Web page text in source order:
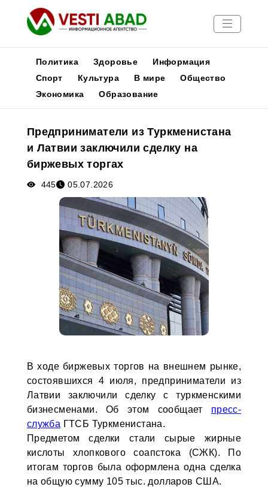
Новости
Медиа
Афиша
Политика Здоровье
Информация
Спорт
Культура В мире
Общество
Экономика
Образование
Предприниматели из Туркменистана
и Латвии заключили сделку на
биржевых торгах
445 05.07.2026
В ходе биржевых торгов на внешнем рынке,
состоявшихся 4 июля, предприниматели из
Латвии заключили сделку с туркменскими
бизнесменами. Об этом сообщает пресс-
служба ГТСБ Туркменистана.
Предметом сделки стали сырые жирные
кислоты хлопкового соапстока (СЖК). По
итогам торгов была оформлена одна сделка
на общую сумму 105 тыс. долларов США.